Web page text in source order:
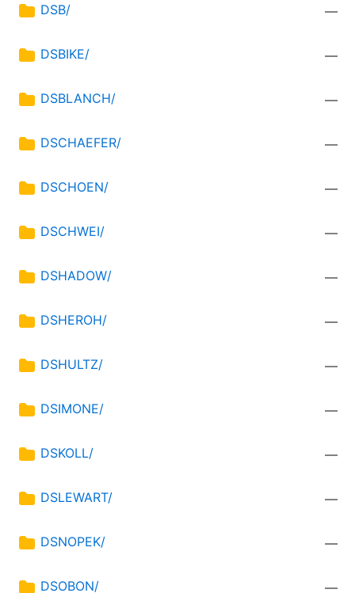
DSB/ —
DSBIKE/ —
DSBLANCH/ —
DSCHAEFER/ —
DSCHOEN/ —
DSCHWEI/ —
DSHADOW/ —
DSHEROH/ —
DSHULTZ/ —
DSIMONE/ —
DSKOLL/ —
DSLEWART/ —
DSNOPEK/ —
DSOBON/ —